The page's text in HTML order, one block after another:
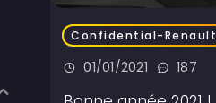
Confidential-Renault
01/01/2021 187